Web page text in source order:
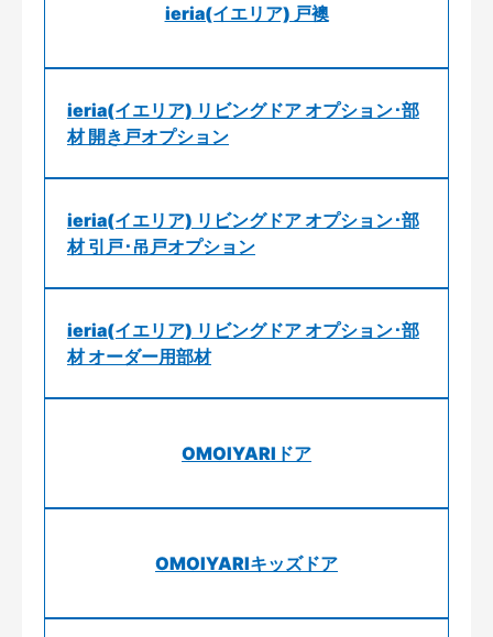
ieria(イエリア) 戸襖
ieria(イエリア) リビングドア オプション･部
材 開き戸オプション
ieria(イエリア) リビングドア オプション･部
材 引戸･吊戸オプション
ieria(イエリア) リビングドア オプション･部
材 オーダー用部材
OMOIYARIドア
OMOIYARIキッズドア